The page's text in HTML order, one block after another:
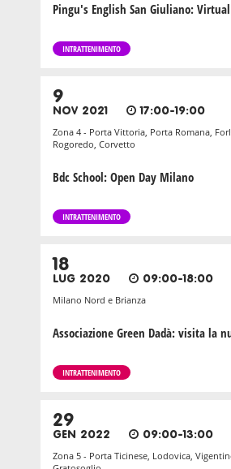
Pingu's English San Giuliano:
INTRATTENIMENTO
9
NOV 2021 17:00-19:00
Zona 4 - Porta Vittoria, Porta Romana,
Rogoredo, Corvetto
Bdc School: Open Day Milano
INTRATTENIMENTO
18
LUG 2020 09:00-18:00
Milano Nord e Brianza
Associazione Green Dadà: visita la
INTRATTENIMENTO
29
GEN 2022 09:00-13:00
Zona 5 - Porta Ticinese, Lodovica,